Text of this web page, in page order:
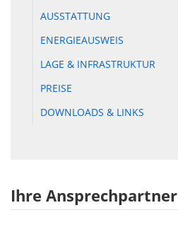
AUSSTATTUNG
ENERGIEAUSWEIS
LAGE & INFRASTRUKTUR
PREISE
DOWNLOADS & LINKS
Ihre Ansprechpartner